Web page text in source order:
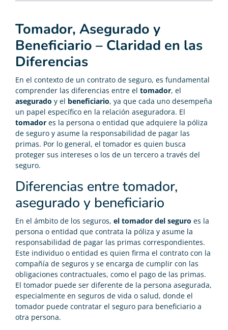
Tomador, Asegurado y
Beneficiario – Claridad en las
Diferencias
En el contexto de un contrato de seguro, es fundamental
comprender las diferencias entre el tomador, el
asegurado y el beneficiario, ya que cada uno desempeña
un papel específico en la relación aseguradora. El
tomador es la persona o entidad que adquiere la póliza
de seguro y asume la responsabilidad de pagar las
primas. Por lo general, el tomador es quien busca
proteger sus intereses o los de un tercero a través del
seguro.
Diferencias entre tomador,
asegurado y beneficiario
En el ámbito de los seguros, el tomador del seguro es la
persona o entidad que contrata la póliza y asume la
responsabilidad de pagar las primas correspondientes.
Este individuo o entidad es quien firma el contrato con la
compañía de seguros y se encarga de cumplir con las
obligaciones contractuales, como el pago de las primas.
El tomador puede ser diferente de la persona asegurada,
especialmente en seguros de vida o salud, donde el
tomador puede contratar el seguro para beneficiario a
otra persona.